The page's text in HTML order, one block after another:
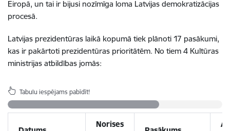
Eiropā, un tai ir bijusi nozīmīga loma Latvijas demokratizācijas
procesā.
Latvijas prezidentūras laikā kopumā tiek plānoti 17 pasākumi,
kas ir pakārtoti prezidentūras prioritātēm. No tiem 4 Kultūras
ministrijas atbildības jomās:
Tabulu iespējams pabīdīt!
Norises